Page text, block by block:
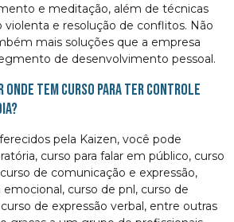
e meditação, além de técnicas
violenta e resolução de conflitos. Não
mais soluções que a empresa
de desenvolvimento pessoal.
onde tem curso para ter controle
pela Kaizen, você pode
curso para falar em público, curso
de comunicação e expressão,
curso de pnl, curso de
de expressão verbal, entre outras